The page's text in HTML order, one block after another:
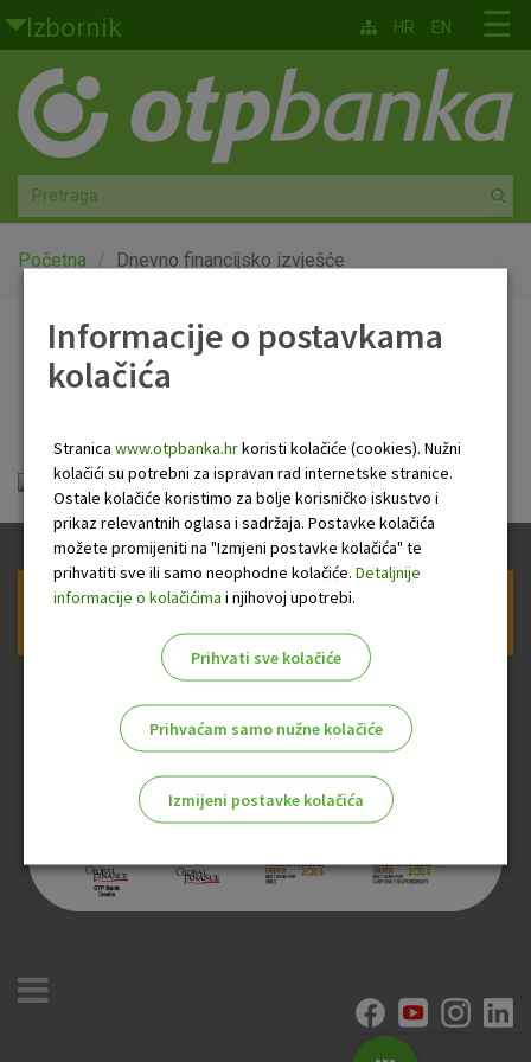
Skoči na glavni sadržaj
Izbornik
Građani
Privatno bankarstvo
Agro
Mala poduzeća i obrtnici
Globalna tržišta
O nama
☰
HR EN
Početna Dnevno financijsko izvješće
Dnevno financijsko
Dnevno financijsko izvješće.pdf
Prijava na newsletter OTP banke
Informacije o postavkama
kolačića
Stranica www.otpbanka.hrkoristi kolačiće (cookies). Nužni
kolačići su potrebni za ispravan rad internetske stranice.
Ostale kolačiće koristimo za bolje korisničko iskustvo i
prikaz relevantnih oglasa i sadržaja. Postavke kolačića
možete promijeniti na "Izmjeni postavke kolačića" te
prihvatiti sve ili samo neophodne kolačiće. Detaljnije
informacije o kolačićima i njihovoj upotrebi.
Prihvati sve kolačiće
Prihvaćam samo nužne kolačiće
Izmijeni postavke kolačića
Nužni kolačići